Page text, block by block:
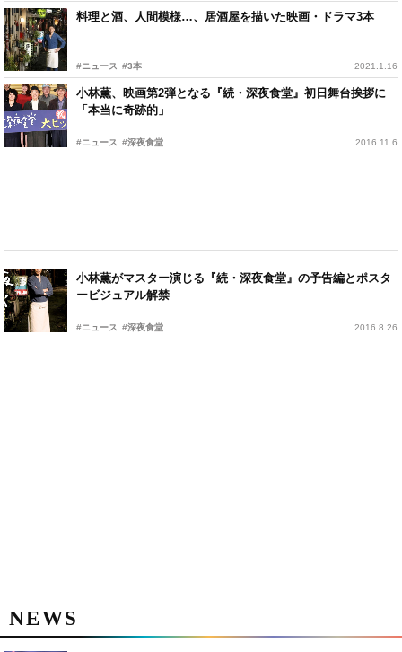
料理と酒、人間模様…、居酒屋を描いた映画・ドラマ3本
#ニュース #3本 2021.1.16
小林薫、映画第2弾となる『続・深夜食堂』初日舞台挨拶に
「本当に奇跡的」
#ニュース #深夜食堂 2016.11.6
小林薫がマスター演じる『続・深夜食堂』の予告編とポスタ
ービジュアル解禁
#ニュース #深夜食堂 2016.8.26
NEWS